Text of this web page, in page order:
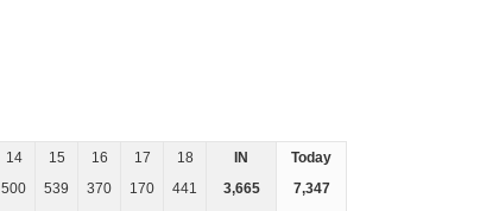
14 15 16 17 18 IN
Today
500 539 370 170 441 3,665
7,347